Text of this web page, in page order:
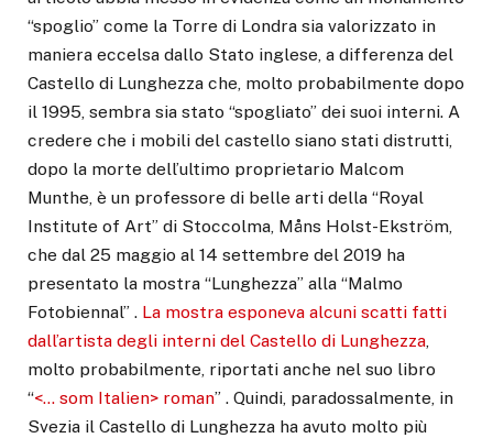
“spoglio” come la Torre di Londra sia valorizzato in
maniera eccelsa dallo Stato inglese, a differenza del
Castello di Lunghezza che, molto probabilmente dopo
il 1995, sembra sia stato “spogliato” dei suoi interni. A
credere che i mobili del castello siano stati distrutti,
dopo la morte dell’ultimo proprietario Malcom
Munthe, è un professore di belle arti della “Royal
Institute of Art” di Stoccolma, Måns Holst-Ekström,
che dal 25 maggio al 14 settembre del 2019 ha
presentato la mostra “Lunghezza” alla “Malmo
Fotobiennal” . La mostra esponeva alcuni scatti fatti
dall’artista degli interni del Castello di Lunghezza
molto probabilmente, riportati anche nel suo libro
“<… som Italien> roman” . Quindi, paradossalmente, in
Svezia il Castello di Lunghezza ha avuto molto più